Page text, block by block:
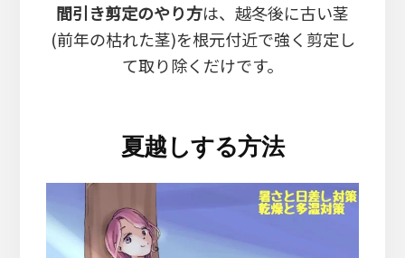
間引き剪定のやり方は、越冬後に古い茎
(前年の枯れた茎)を根元付近で強く剪定し
て取り除くだけです。
夏越しする方法